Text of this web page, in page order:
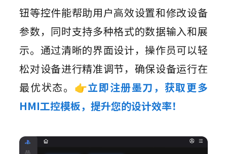
钮等控件能帮助用户高效设置和修改设备
参数，同时支持多种格式的数据输入和展
示。通过清晰的界面设计，操作员可以轻
松对设备进行精准调节，确保设备运行在
最优状态。 👉立即注册墨刀，获取更多
HMI工控模板，提升您的设计效率！